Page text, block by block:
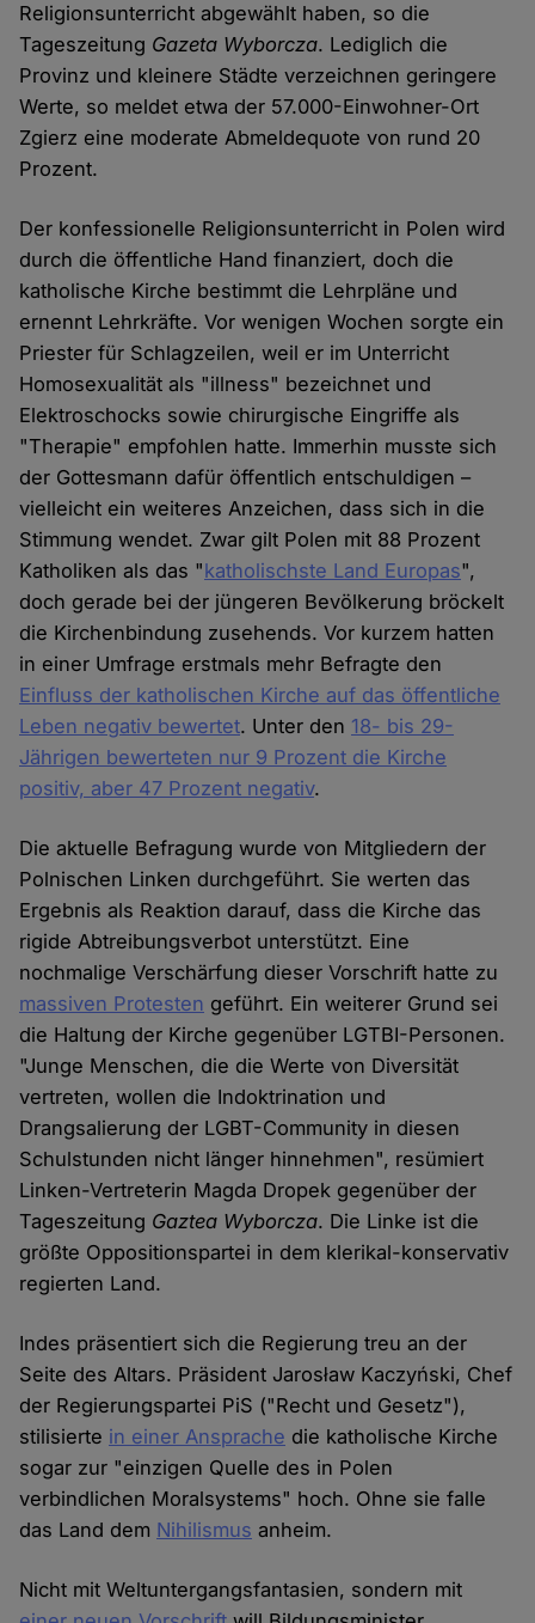
Religionsunterricht abgewählt haben, so die
Tageszeitung Gazeta Wyborcza. Lediglich die
Provinz und kleinere Städte verzeichnen geringere
Werte, so meldet etwa der 57.000-Einwohner-Ort
Zgierz eine moderate Abmeldequote von rund 20
Prozent.
Der konfessionelle Religionsunterricht in Polen wird
durch die öffentliche Hand finanziert, doch die
katholische Kirche bestimmt die Lehrpläne und
ernennt Lehrkräfte. Vor wenigen Wochen sorgte ein
Priester für Schlagzeilen, weil er im Unterricht
Homosexualität als "illness" bezeichnet und
Elektroschocks sowie chirurgische Eingriffe als
"Therapie" empfohlen hatte. Immerhin musste sich
der Gottesmann dafür öffentlich entschuldigen –
vielleicht ein weiteres Anzeichen, dass sich in die
Stimmung wendet. Zwar gilt Polen mit 88 Prozent
Katholiken als das "katholischste Land Europas",
doch gerade bei der jüngeren Bevölkerung bröckelt
die Kirchenbindung zusehends. Vor kurzem hatten
in einer Umfrage erstmals mehr Befragte den
Einfluss der katholischen Kirche auf das öffentliche
Leben negativ bewertet. Unter den 18- bis 29-
Jährigen bewerteten nur 9 Prozent die Kirche
positiv, aber 47 Prozent negativ.
Die aktuelle Befragung wurde von Mitgliedern der
Polnischen Linken durchgeführt. Sie werten das
Ergebnis als Reaktion darauf, dass die Kirche das
rigide Abtreibungsverbot unterstützt. Eine
nochmalige Verschärfung dieser Vorschrift hatte zu
massiven Protesten geführt. Ein weiterer Grund sei
die Haltung der Kirche gegenüber LGTBI-Personen.
"Junge Menschen, die die Werte von Diversität
vertreten, wollen die Indoktrination und
Drangsalierung der LGBT-Community in diesen
Schulstunden nicht länger hinnehmen", resümiert
Linken-Vertreterin Magda Dropek gegenüber der
Tageszeitung Gaztea Wyborcza. Die Linke ist die
größte Oppositionspartei in dem klerikal-konservativ
regierten Land.
Indes präsentiert sich die Regierung treu an der
Seite des Altars. Präsident Jarosław Kaczyński, Chef
der Regierungspartei PiS ("Recht und Gesetz"),
stilisierte in einer Ansprache die katholische Kirche
sogar zur "einzigen Quelle des in Polen
verbindlichen Moralsystems" hoch. Ohne sie falle
das Land dem Nihilismus anheim.
Nicht mit Weltuntergangsfantasien, sondern mit